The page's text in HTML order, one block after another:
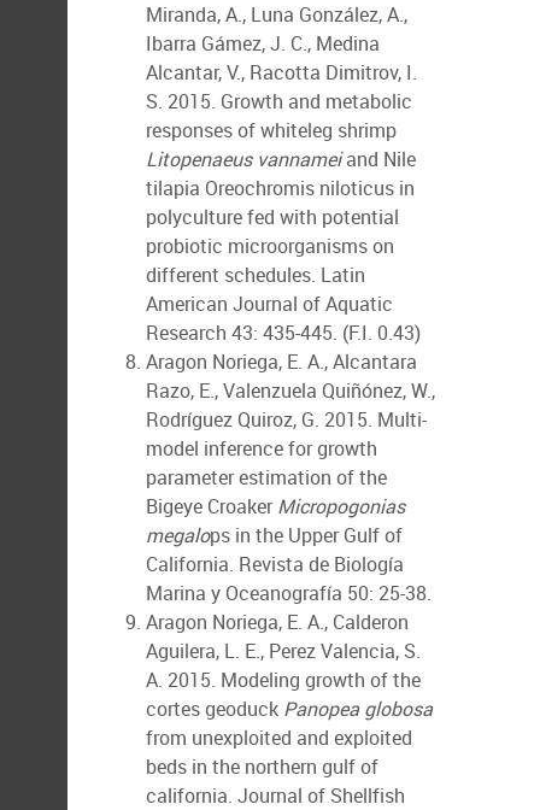
Miranda, A., Luna González, A.,
Ibarra Gámez, J. C., Medina
Alcantar, V., Racotta Dimitrov, I.
S. 2015. Growth and metabolic
responses of whiteleg shrimp
Litopenaeus vannameiand Nile
tilapia Oreochromis niloticus in
polyculture fed with potential
probiotic microorganisms on
different schedules. Latin
American Journal of Aquatic
Research 43: 435-445. (F.I. 0.43)
Aragon Noriega, E. A., Alcantara
Razo, E., Valenzuela Quiñónez, W.,
Rodríguez Quiroz, G. 2015. Multi-
model inference for growth
parameter estimation of the
Bigeye CroakerMicropogonias
megalops in the Upper Gulf of
California. Revista de Biología
Marina y Oceanografía 50: 25-38.
Aragon Noriega, E. A., Calderon
Aguilera, L. E., Perez Valencia, S.
A. 2015. Modeling growth of the
cortes geoduck Panopea globosa
from unexploited and exploited
beds in the northern gulf of
california. Journal of Shellfish